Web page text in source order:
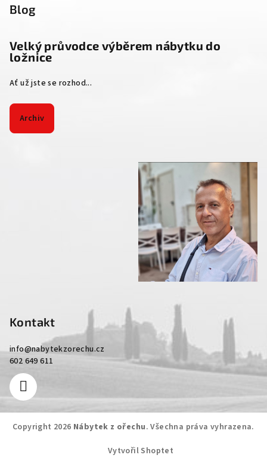
Blog
Velký průvodce výběrem nábytku do
ložnice
Ať už jste se rozhod...
Archiv
Kontakt
info@nabytekzorechu.cz
602 649 611
Copyright 2026 Nábytek z ořechu. Všechna práva vyhrazena.
Vytvořil Shoptet